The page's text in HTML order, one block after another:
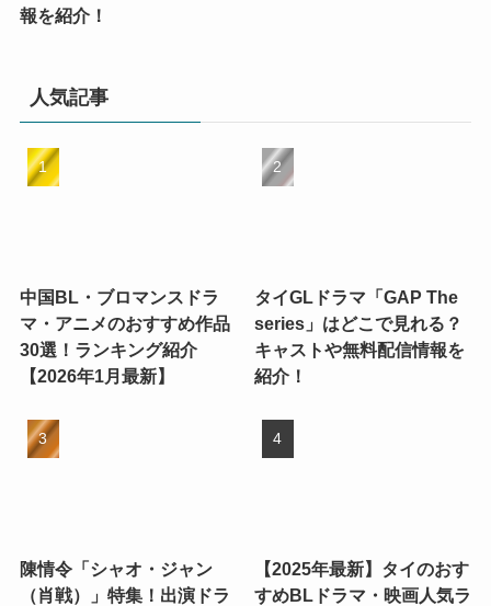
報を紹介！
人気記事
中国BL・ブロマンスドラ
マ・アニメのおすすめ作品
30選！ランキング紹介
【2026年1月最新】
タイGLドラマ「GAP The
series」はどこで見れる？
キャストや無料配信情報を
紹介！
陳情令「シャオ・ジャン
（肖戦）」特集！出演ドラ
【2025年最新】タイのおす
すめBLドラマ・映画人気ラ